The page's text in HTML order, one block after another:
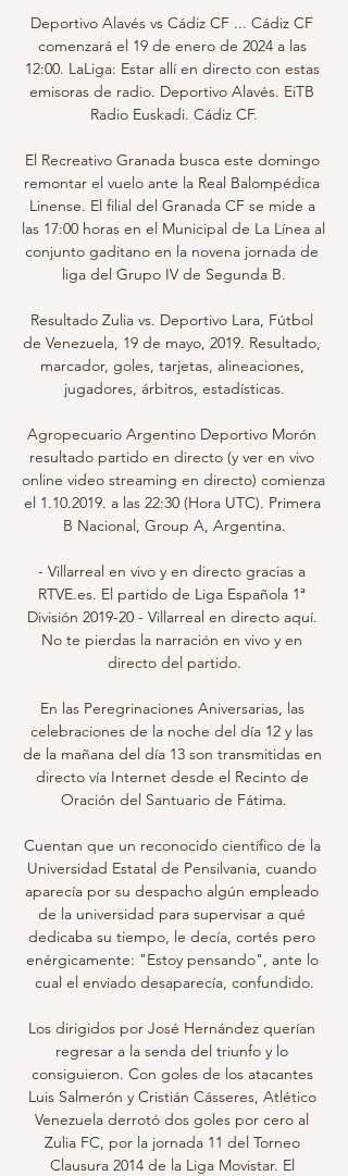
Deportivo Alavés vs Cádiz CF ... Cádiz CF
comenzará el 19 de enero de 2024 a las
12:00. LaLiga: Estar allí en directo con estas
emisoras de radio. Deportivo Alavés. EiTB
Radio Euskadi. Cádiz CF.
El Recreativo Granada busca este domingo
remontar el vuelo ante la Real Balompédica
Linense. El filial del Granada CF se mide a
las 17:00 horas en el Municipal de La Línea al
conjunto gaditano en la novena jornada de
liga del Grupo IV de Segunda B.
Resultado Zulia vs. Deportivo Lara, Fútbol
de Venezuela, 19 de mayo, 2019. Resultado,
marcador, goles, tarjetas, alineaciones,
jugadores, árbitros, estadísticas.
Agropecuario Argentino Deportivo Morón
resultado partido en directo (y ver en vivo
online video streaming en directo) comienza
el 1.10.2019. a las 22:30 (Hora UTC). Primera
B Nacional, Group A, Argentina.
- Villarreal en vivo y en directo gracias a
RTVE.es. El partido de Liga Española 1ª
División 2019-20 - Villarreal en directo aquí.
No te pierdas la narración en vivo y en
directo del partido.
En las Peregrinaciones Aniversarias, las
celebraciones de la noche del día 12 y las
de la mañana del día 13 son transmitidas en
directo vía Internet desde el Recinto de
Oración del Santuario de Fátima.
Cuentan que un reconocido científico de la
Universidad Estatal de Pensilvania, cuando
aparecía por su despacho algún empleado
de la universidad para supervisar a qué
dedicaba su tiempo, le decía, cortés pero
enérgicamente: "Estoy pensando", ante lo
cual el enviado desaparecía, confundido.
Los dirigidos por José Hernández querían
regresar a la senda del triunfo y lo
consiguieron. Con goles de los atacantes
Luis Salmerón y Cristián Cásseres, Atlético
Venezuela derrotó dos goles por cero al
Zulia FC, por la jornada 11 del Torneo
Clausura 2014 de la Liga Movistar. El